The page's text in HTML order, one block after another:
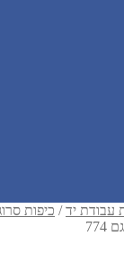
עבודת יד/ כיפות